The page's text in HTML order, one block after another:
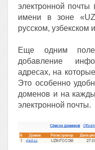
электронной почты
имени в зоне
русском, узбекском
Еще одним
добавление
адресах, на
Это особенно
доменов и на
электронной почты.